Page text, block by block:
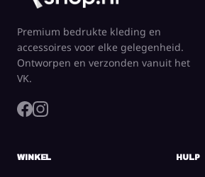
Premium bedrukte kleding en
accessoires voor elke gelegenheid.
Ontworpen en verzonden vanuit het
VK.
WINKEL HULP